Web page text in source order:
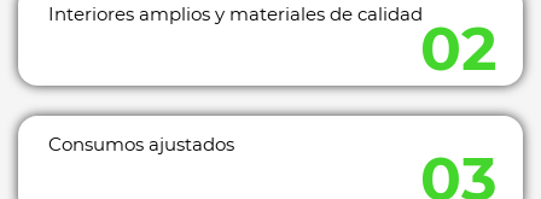
Interiores amplios y materiales de calidad
Consumos ajustados